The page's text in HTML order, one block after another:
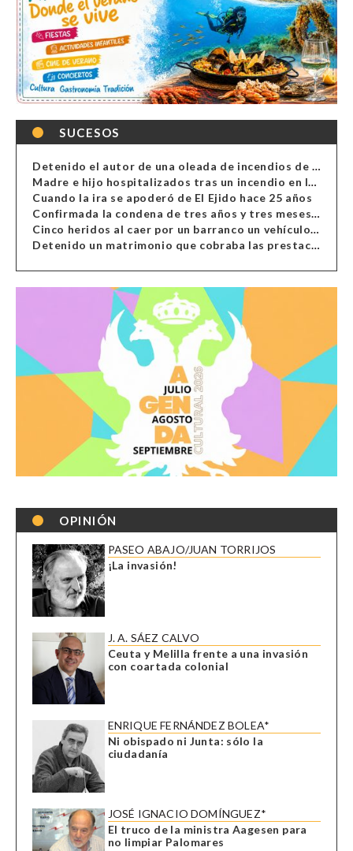
SUCESOS
Detenido el autor de una oleada de incendios de contenedores en Almería
Madre e hijo hospitalizados tras un incendio en la cocina de una vivienda en Almería
Cuando la ira se apoderó de El Ejido hace 25 años
Confirmada la condena de tres años y tres meses al hombre de Antas acusado de xenofobia
Cinco heridos al caer por un barranco un vehículo en Alcolea
Detenido un matrimonio que cobraba las prestaciones de ilegales en Almería, Granada, Málaga, Huelva y Murcia
OPINIÓN
PASEO ABAJO/JUAN TORRIJOS
¡La invasión!
J. A. SÁEZ CALVO
Ceuta y Melilla frente a una invasión
con coartada colonial
ENRIQUE FERNÁNDEZ BOLEA*
Ni obispado ni Junta: sólo la
ciudadanía
JOSÉ IGNACIO DOMÍNGUEZ*
El truco de la ministra Aagesen para
no limpiar Palomares